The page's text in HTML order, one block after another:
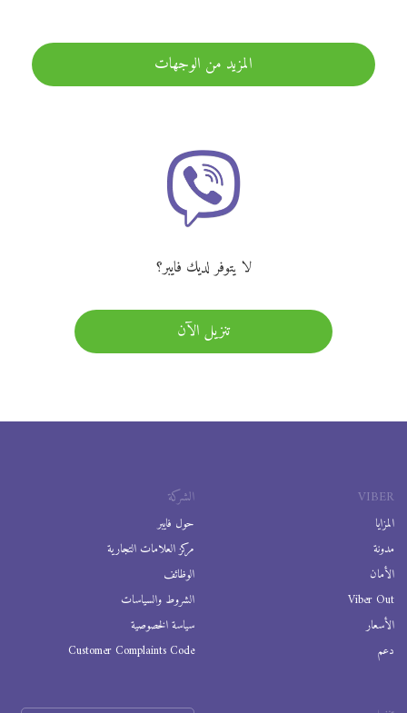
المزيد من الوجهات
لا يتوفر لديك فايبر؟
تنزيل الآن
VIBER
المزايا
مدونة
الأمان
Viber Out
الأسعار
دعم
الشركة
حول فايبر
مركز العلامات التجارية
الوظائف
الشروط والسياسات
سياسة الخصوصية
Customer Complaints Code